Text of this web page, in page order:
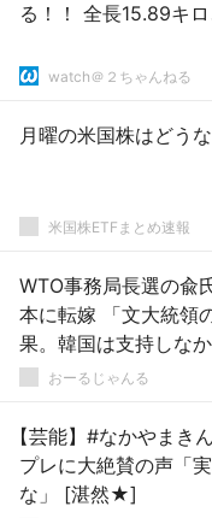
る！！ 全長15.89
watch＠２ちゃんねる
月曜の米国株はどう
米国株ETFまとめ速報
WTO事務局長選の兪
本に転嫁 「文大統領
果。韓国は支持しな
おーるじゃんる
【芸能】#なかやまき
プレに大絶賛の声「
な」 [湛然★]